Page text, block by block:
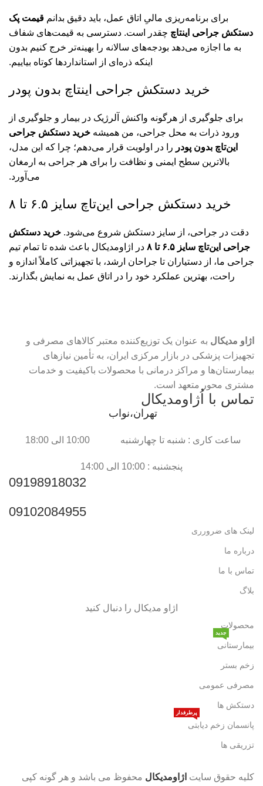
برای برنامه‌ریزی مالیِ اتاق عمل، باید دقیق بدانم قیمت پک
دستکش جراحی اینتاچ چقدر است. دسترسی به قیمت‌های شفاف
به ما اجازه می‌دهد بودجه‌های سالانه را بهینه‌تر خرج کنیم بدون
اینکه ذره‌ای از استانداردها کوتاه بیاییم.
خرید دستکش جراحی اینتاچ بدون پودر
برای جلوگیری از هرگونه واکنش آلرژیک در بیمار و جلوگیری از
ورود ذرات به محل جراحی، من همیشه خرید دستکش جراحی
این‌تاچ بدون پودر را در اولویت قرار می‌دهم؛ چرا که این مدل،
بالاترین سطح ایمنی و نظافت را برای هر جراحی به ارمغان
می‌آورد.
خرید دستکش جراحی این‌تاچ سایز ۶.۵ تا ۸
دقت در جراحی، از سایز دستکش شروع می‌شود. خرید دستکش
جراحی این‌تاچ سایز ۶.۵ تا ۸
در اژاومدیکال باعث شده تا تمام تیم
جراحی ما، از دستیاران تا جراحان ارشد، با تجهیزاتی کاملاً اندازه و
راحت، بهترین عملکرد خود را در اتاق عمل به نمایش بگذارند.
اژاو مدیکال به عنوان یک توزیع‌کننده معتبر کالاهای مصرفی و
تجهیزات پزشکی در بازار مرکزی ایران، به تأمین نیازهای
بیمارستان‌ها و مراکز درمانی با محصولات باکیفیت و خدمات
مشتری محور متعهد است.
تماس با اُژاومدیکال
تهران،نواب
ساعت کاری : شنبه تا چهارشنبه 10:00 الی 18:00
پنجشنبه : 10:00 الی 14:00
09198918032
09102084955
لینک های ضرورری
درباره ما
تماس با ما
بلاگ
اژاو مدیکال را دنبال کنید
محصولات
بیمارستانی
جدید
زخم بستر
مصرفی عمومی
دستکش ها
پانسمان زخم دیابتی
پرطرفدار
تزریقی ها
کلیه حقوق سایت اژاومدیکال محفوظ می باشد و هر گونه کپی